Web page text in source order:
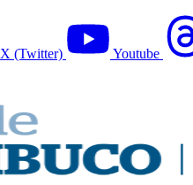
X (Twitter) Youtube